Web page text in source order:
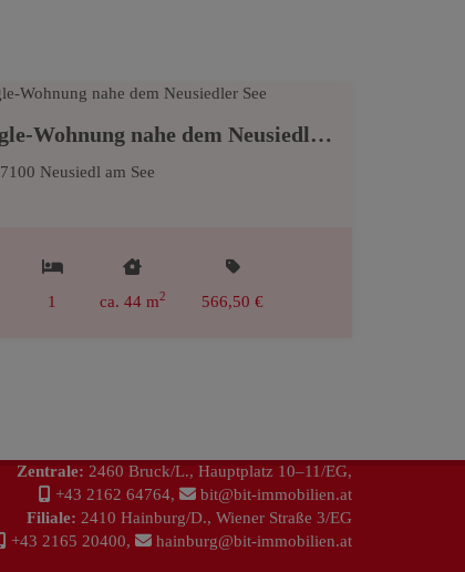
Single-Wohnung nahe dem Neusiedler See
7100 Neusiedl am See
1 ca. 44 m2 566,50 €
Zentrale: 2460 Bruck/L., Hauptplatz 10–11/EG,
+43 2162 64764,
bit@bit-immobilien.at
Filiale: 2410 Hainburg/D., Wiener Straße 3/EG
+43 2165 20400, hainburg@bit-immobilien.at